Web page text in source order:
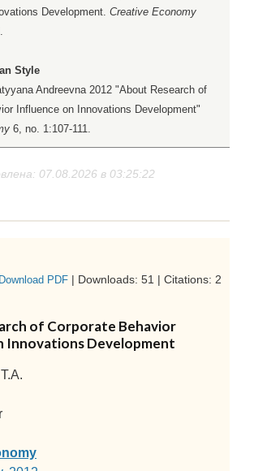
Development. Creative Economy
Style
Andreevna 2012 "About Research of
Influence on Innovations Development"
6, no. 1:107-111.
07.08.2026 в 03:25:22
Download PDF | Downloads: 51 | Citations: 2
of Corporate Behavior
Innovations Development